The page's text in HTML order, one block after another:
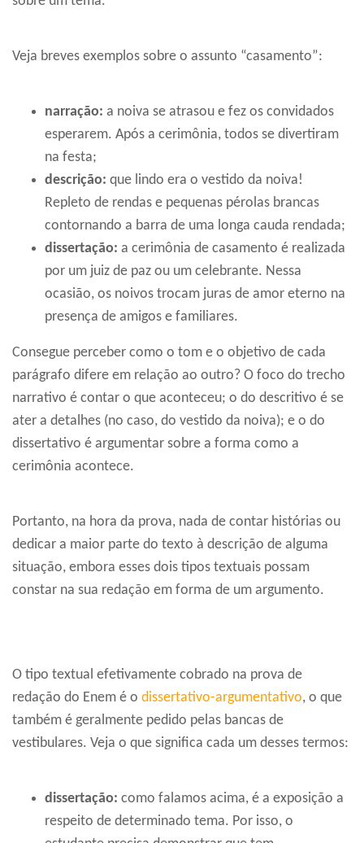
Veja breves exemplos sobre o assunto “casamento”:
narração: a noiva se atrasou e fez os convidados
esperarem. Após a cerimônia, todos se divertiram
na festa;
descrição: que lindo era o vestido da noiva!
Repleto de rendas e pequenas pérolas brancas
contornando a barra de uma longa cauda rendada;
dissertação: a cerimônia de casamento é realizada
por um juiz de paz ou um celebrante. Nessa
ocasião, os noivos trocam juras de amor eterno na
presença de amigos e familiares.
Consegue perceber como o tom e o objetivo de cada
parágrafo difere em relação ao outro? O foco do trecho
narrativo é contar o que aconteceu; o do descritivo é se
ater a detalhes (no caso, do vestido da noiva); e o do
dissertativo é argumentar sobre a forma como a
cerimônia acontece.
Portanto, na hora da prova, nada de contar histórias ou
dedicar a maior parte do texto à descrição de alguma
situação, embora esses dois tipos textuais possam
constar na sua redação em forma de um argumento.
O tipo textual efetivamente cobrado na prova de
redação do Enem é o dissertativo-argumentativo, o que
também é geralmente pedido pelas bancas de
vestibulares. Veja o que significa cada um desses termos:
dissertação: como falamos acima, é a exposição a
respeito de determinado tema. Por isso, o